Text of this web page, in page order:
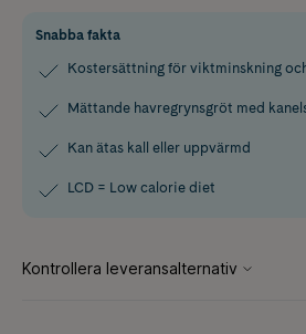
Snabba fakta
Kostersättning för viktminskning
Mättande havregrynsgröt med
Kan ätas kall eller uppvärmd
LCD = Low calorie diet